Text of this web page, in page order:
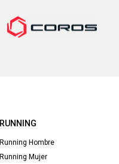
RUNNING
Running Hombre
Running Mujer